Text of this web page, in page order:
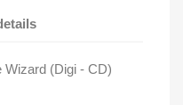
Wizard (Digi - CD)